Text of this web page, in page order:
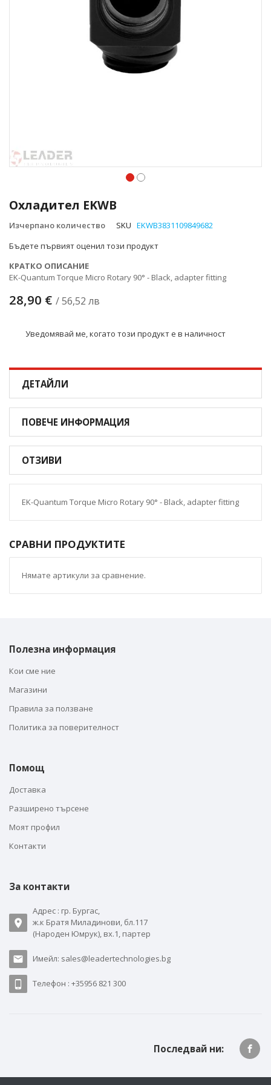
Охладител EKWB
Изчерпано количество SKU EKWB3831109849682
Бъдете първият оценил този продукт
КРАТКО ОПИСАНИЕ
EK-Quantum Torque Micro Rotary 90° - Black, adapter fitting
28,90 € / 56,52 лв
Уведомявай ме, когато този продукт е в наличност
към
началото
на
със
ДЕТАЙЛИ
ПОВЕЧЕ ИНФОРМАЦИЯ
ОТЗИВИ
EK-Quantum Torque Micro Rotary 90° - Black, adapter fitting
СРАВНИ ПРОДУКТИТЕ
Нямате артикули за сравнение.
Полезна информация
Кои сме ние
Магазини
Правила за ползване
Политика за поверителност
Помощ
Доставка
Разширено търсене
Моят профил
Контакти
За контакти
Адрес : гр. Бургас,
ж.к Братя Миладинови, бл.117
(Народен Юмрук), вх.1, партер
Имейл: sales@leadertechnologies.bg
Телефон : +35956 821 300
Последвай ни: